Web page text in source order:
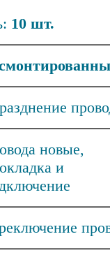
10 шт.
новые,
и